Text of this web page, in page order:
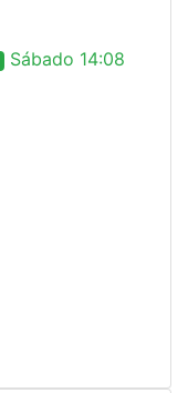
Sábado 14:08